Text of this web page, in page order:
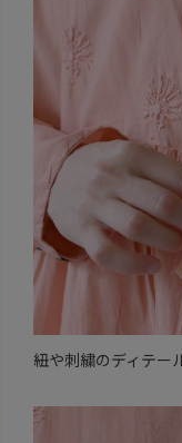
紐や刺繍のディテー